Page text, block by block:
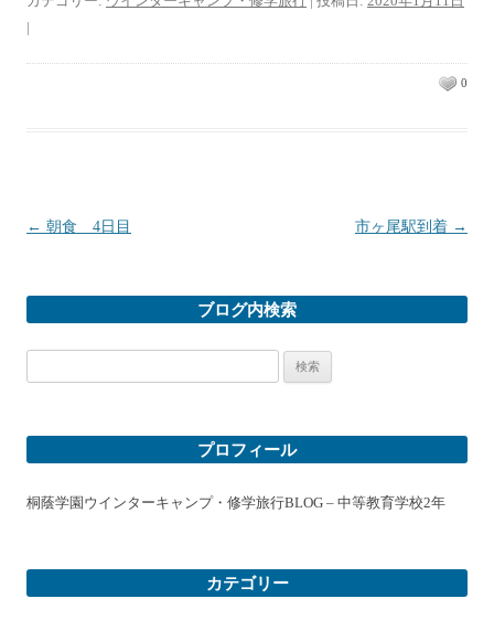
|
0
投稿ナビゲーション
← 朝食 4日目 市ヶ尾駅到着 →
ブログ内検索
索:
プロフィール
桐蔭学園ウインターキャンプ・修学旅行BLOG – 中等教育学校2年
カテゴリー